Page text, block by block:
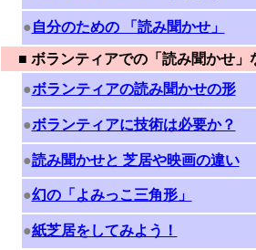
●自分のための 「読み聞かせ」
■ ボランティアでの「読み聞かせ」
●ボランティアの読み聞かせの形
●ボランティアに技術は必要か？
●読み聞かせと 芝居や映画の違い
●幻の「よみっこ三角形」
●紙芝居をしてみよう！